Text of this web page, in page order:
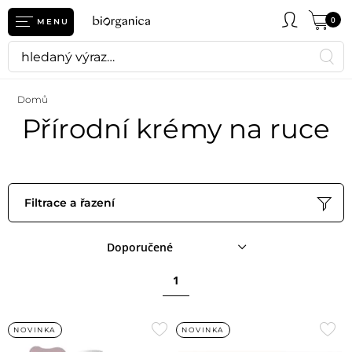
MENU 0
Domů
Přírodní krémy na ruce
Filtrace a řazení
Doporučené
1
NOVINKA
PřidatNOVINKA